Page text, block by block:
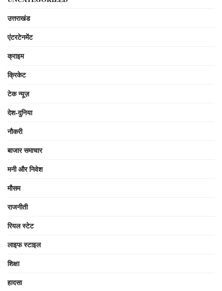
उत्तराखंड
एंटरटेनमेंट
क्राइम
क्रिकेट
टेक न्यूज़
देश-दुनिया
नौकरी
बाजार समाचार
मनी और निवेश
मौसम
राजनीती
रियल स्टेट
लाइफ स्टाइल
शिक्षा
हादसा